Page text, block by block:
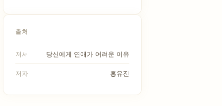
출처
저서 당신에게 연애가 어려운 이유
저자 홍유진